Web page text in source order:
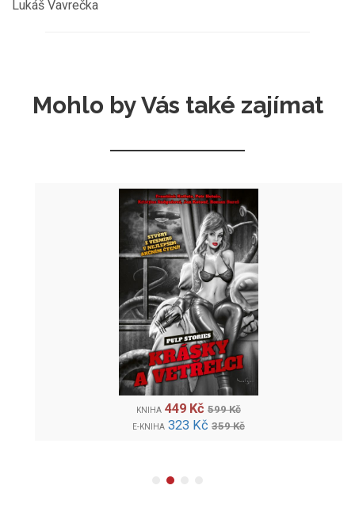
Lukáš Vavrečka
Mohlo by Vás také zajímat
KNIHA 449 Kč 599 Kč
E-KNIHA 323 Kč 359 Kč